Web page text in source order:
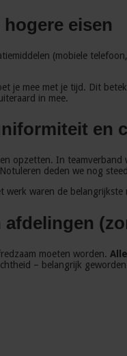
eisen
(mobiele
je mee met je tijd. Dit
in mee.
en
opzetten. In
deden we nog
waren de
moeten worden.
– belangrijk